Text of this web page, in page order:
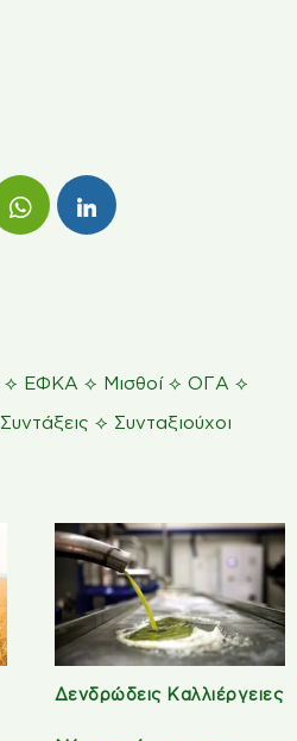
⟡ ΕΦΚΑ ⟡ Μισθοί⟡ ΟΓΑ ⟡
Συντάξεις ⟡ Συνταξιούχοι
Δενδρώδεις Καλλιέργειες